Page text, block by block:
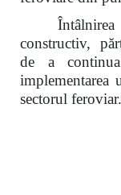
constructiv,
de a
implementarea
sectorul feroviar.